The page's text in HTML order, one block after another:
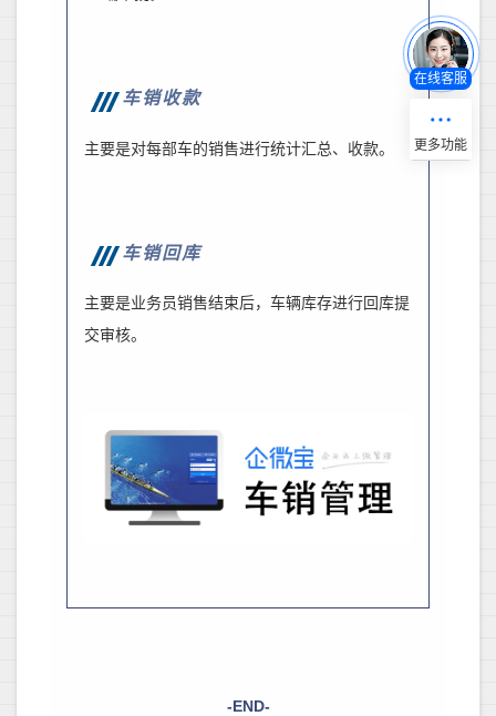
车销收款
主要是对每部车的销售进行统计汇总、收款。
车销回库
主要是业务员销售结束后，车辆库存进行回库提
交审核。
-END-
在线客服